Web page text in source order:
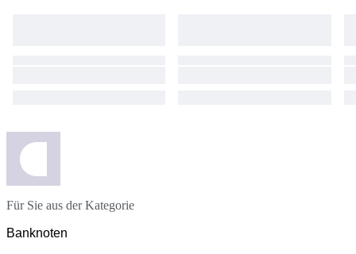
Für Sie aus der Kategorie
Banknoten